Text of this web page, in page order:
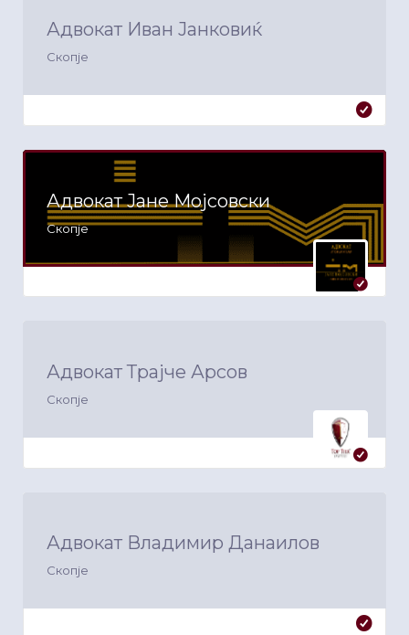
Адвокат Иван Јанковиќ
Скопје
Адвокат Јане Мојсовски
Скопје
Адвокат Трајче Арсов
Скопје
Адвокат Владимир Данаилов
Скопје